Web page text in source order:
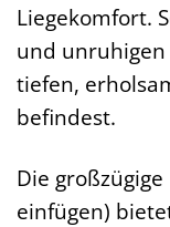
Liegekomfort.
und unruhigen
tiefen,
befindest.
Die großzügige
einfügen)